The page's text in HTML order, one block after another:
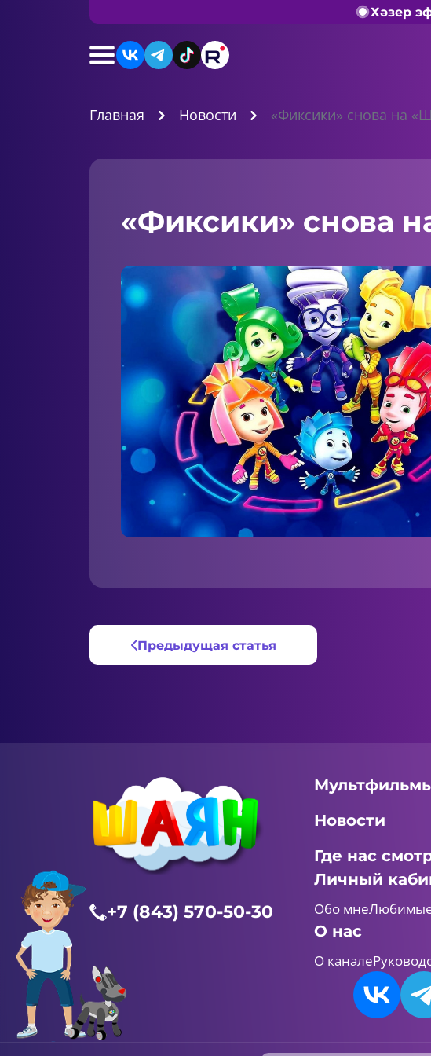
Хәзер
Главная Новости «Фиксики» снова на
«Фиксики» снова
Предыдущая статья
+7 (843) 570-50-30
Новости
Где нас
Личный
Обо мне
О нас
О канале